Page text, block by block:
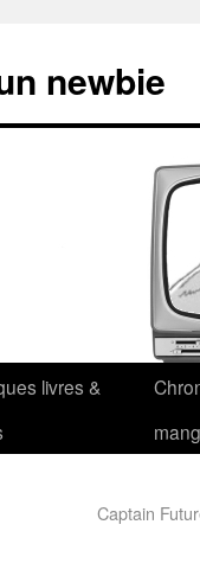
newbie
livres &
Captain